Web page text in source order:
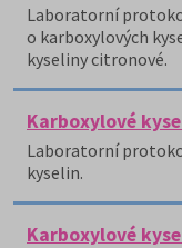
Laboratorní
o karboxylových
kyseliny citronové.
Karboxylové
Laboratorní
kyselin.
Karboxylové